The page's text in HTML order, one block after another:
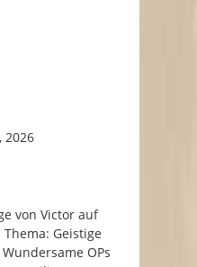
2026
von Victor auf
Thema: Geistige
OPs